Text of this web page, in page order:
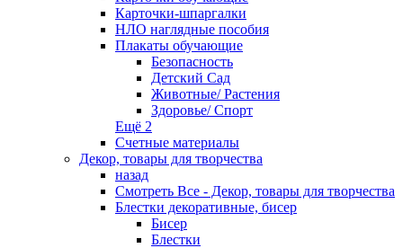
Карточки-шпаргалки
НЛО наглядные пособия
Плакаты обучающие
Безопасность
Детский Сад
Животные/ Растения
Здоровье/ Спорт
Ещё 2
Счетные материалы
Декор, товары для творчества
назад
Смотреть Все - Декор, товары для творчества
Блестки декоративные, бисер
Бисер
Блестки